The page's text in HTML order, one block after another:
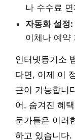
나 수수료
자동화 설정:
이체나 예약
인터넷등기소
다면, 이제 이
근이 가능합니
어, 숨겨진 혜
문가들은 이러
하고 있습니다.